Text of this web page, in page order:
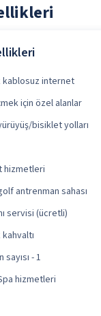
kablosuz internet
için özel alanlar
bisiklet yolları
hizmetleri
antrenman sahası
servisi (ücretli)
- 1
hizmetleri